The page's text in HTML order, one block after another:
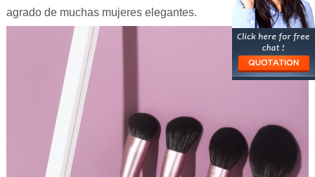
agrado de muchas mujeres elegantes.